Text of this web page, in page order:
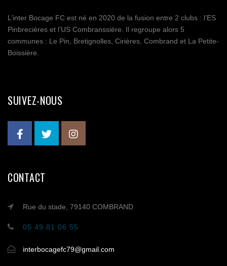
L’inter Bocage FC est né en 2020 de la fusion entre 2 clubs : l’ES
Pinbrecières et l’US Combranssière. Il regroupe alors 5
communes : Le Pin, Bretignolles, Cirières, Combrand et La Petite-
Boissière.
SUIVEZ-NOUS
CONTACT
Rue du stade, 79140 COMBRAND
05 49 81 06 55
interbocagefc79@gmail.com